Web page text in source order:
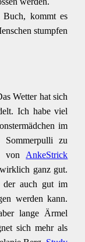
kommt es
stumpfen
Wetter hat sich
Ich habe viel
im
Sommerpulli zu
von AnkeStrick
ganz gut.
der auch gut im
werden kann.
lange Ärmel
sich mehr als